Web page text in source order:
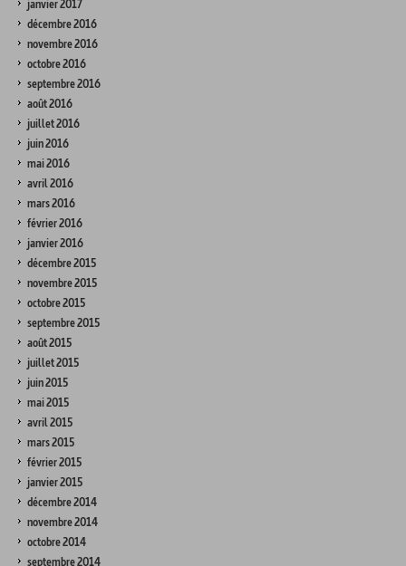
janvier 2017
décembre 2016
novembre 2016
octobre 2016
septembre 2016
août 2016
juillet 2016
juin 2016
mai 2016
avril 2016
mars 2016
février 2016
janvier 2016
décembre 2015
novembre 2015
octobre 2015
septembre 2015
août 2015
juillet 2015
juin 2015
mai 2015
avril 2015
mars 2015
février 2015
janvier 2015
décembre 2014
novembre 2014
octobre 2014
septembre 2014